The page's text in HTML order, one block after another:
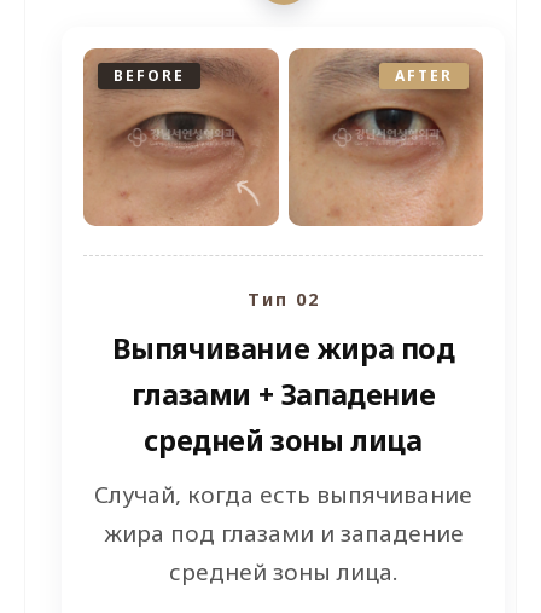
BEFORE AFTER
Тип 02
Выпячивание жира под
глазами + Западение
средней зоны лица
Случай, когда есть выпячивание
жира под глазами и западение
средней зоны лица.